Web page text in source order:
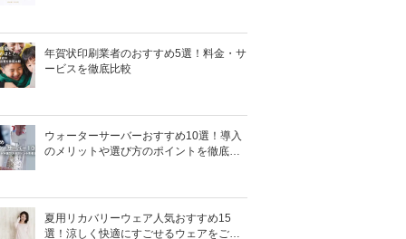
年賀状印刷業者のおすすめ5選！料金・サ
ービスを徹底比較
ウォーターサーバーおすすめ10選！導入
のメリットや選び方のポイントを徹底解
夏用リカバリーウェア人気おすすめ15
選！涼しく快適にすごせるウェアをご紹